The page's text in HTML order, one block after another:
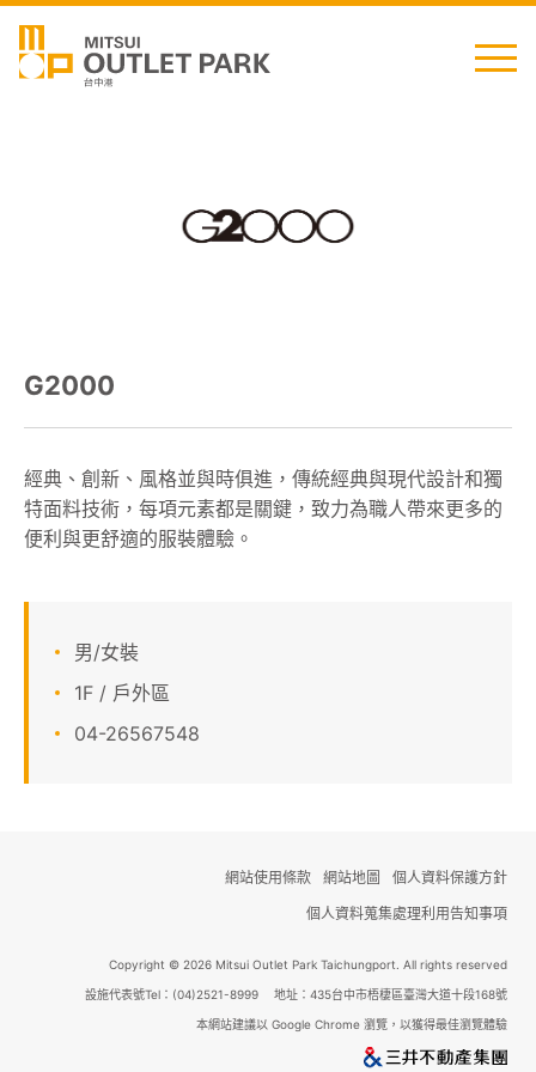
最新消息
櫃位資訊
關於我們
線上DM
G2000
經典、創新、風格並與時俱進，傳統經典與現代設計和獨
特面料技術，每項元素都是關鍵，致力為職人帶來更多的
便利與更舒適的服裝體驗。
男/女裝
1F / 戶外區
04-26567548
網站使用條款 網站地圖
個人資料保護方針
個人資料蒐集處理利用告知事項
Copyright © 2026 Mitsui Outlet Park Taichungport. All rights reserved
設施代表號Tel：(04)2521-8999 地址：435台中市梧棲區臺灣大道十段168號
本網站建議以 Google Chrome 瀏覽，以獲得最佳瀏覽體驗